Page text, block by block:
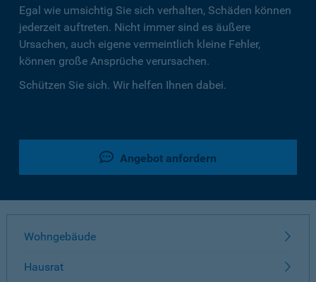
Egal wie umsichtig Sie sich verhalten, Schäden können
jederzeit auftreten. Nicht immer sind es äußere
Ursachen, auch eigene vermeintlich kleine Fehler,
können große Ansprüche verursachen.
Schützen Sie sich. Wir helfen Ihnen dabei.
Angebot anfordern
Wohngebäude
Hausrat